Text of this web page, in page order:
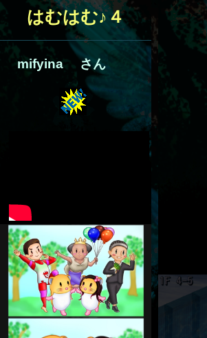
はむはむ♪４
mifyina さん